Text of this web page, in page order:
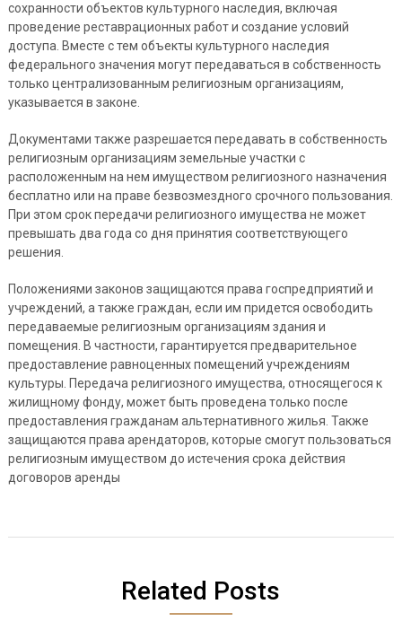
сохранности объектов культурного наследия, включая
проведение реставрационных работ и создание условий
доступа. Вместе с тем объекты культурного наследия
федерального значения могут передаваться в собственность
только централизованным религиозным организациям,
указывается в законе.
Документами также разрешается передавать в собственность
религиозным организациям земельные участки с
расположенным на нем имуществом религиозного назначения
бесплатно или на праве безвозмездного срочного пользования.
При этом срок передачи религиозного имущества не может
превышать два года со дня принятия соответствующего
решения.
Положениями законов защищаются права госпредприятий и
учреждений, а также граждан, если им придется освободить
передаваемые религиозным организациям здания и
помещения. В частности, гарантируется предварительное
предоставление равноценных помещений учреждениям
культуры. Передача религиозного имущества, относящегося к
жилищному фонду, может быть проведена только после
предоставления гражданам альтернативного жилья. Также
защищаются права арендаторов, которые смогут пользоваться
религиозным имуществом до истечения срока действия
договоров аренды
Related Posts